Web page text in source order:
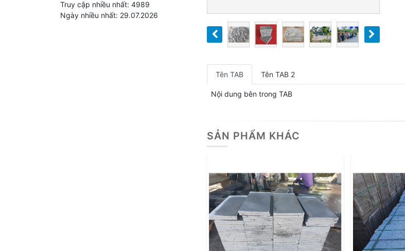
Tên TAB Tên TAB 2
Nội dung bên trong TAB
SẢN PHẨM KHÁC
Truy cập nhiều nhất: 4989
Ngày nhiều nhất: 29.07.2026